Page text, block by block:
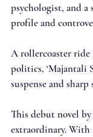
psychologist, and a
profile and
A rollercoaster
politics, ‘Majantali
suspense and
This debut novel
extraordinary.